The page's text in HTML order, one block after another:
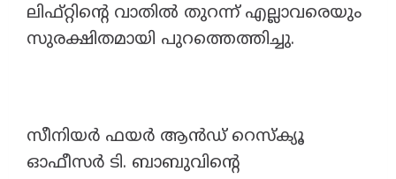
ലിഫ്റ്റിന്റെ വാതിൽ തുറന്ന് എല്ലാവരെയും
സുരക്ഷിതമായി പുറത്തെത്തിച്ചു.
സീനിയർ ഫയർ ആൻഡ് റെസ്ക്യൂ
ഓഫീസർ ടി. ബാബുവിന്റെ